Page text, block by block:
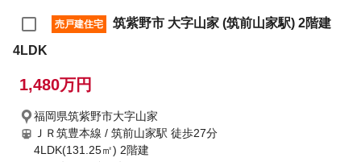
売戸建住宅
筑紫野市 大字山家 (筑前山家駅) 2階建
4LDK
1,480万円
福岡県筑紫野市大字山家
ＪＲ筑豊本線 / 筑前山家駅 徒歩27分
4LDK(131.25㎡) 2階建